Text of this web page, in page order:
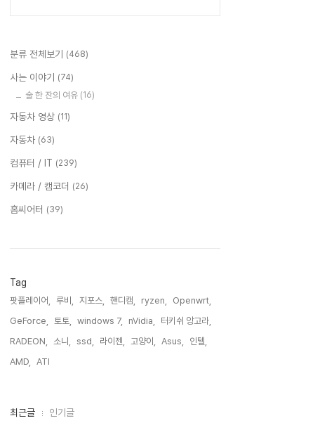
분류 전체보기 (468)
사는 이야기 (74)
술 한 잔의 여유 (16)
자동차 영상 (11)
자동차 (63)
컴퓨터 / IT (239)
카메라 / 캠코더 (26)
홈씨어터 (39)
Tag
팟플레이어, 루비, 지포스, 핸디캠, ryzen,
Openwrt,
GeForce,
토토, windows 7, nVidia,
터키쉬 앙고라,
RADEON,
소니, ssd, 라이젠, 고양이, Asus,
인텔,
AMD,
ATI,
최
최근글 인기글